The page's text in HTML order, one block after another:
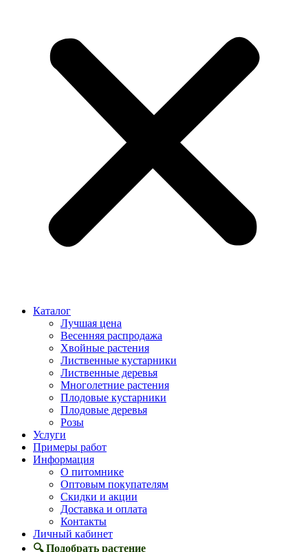
Каталог
Лучшая цена
Весенняя распродажа
Хвойные растения
Лиственные кустарники
Лиственные деревья
Многолетние растения
Плодовые кустарники
Плодовые деревья
Розы
Услуги
Примеры работ
Информация
О питомнике
Оптовым покупателям
Скидки и акции
Доставка и оплата
Контакты
Личный кабинет
🔍 Подобрать растение